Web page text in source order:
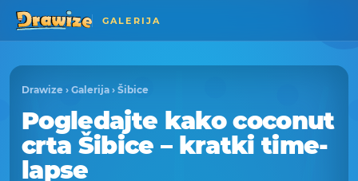
GALERIJA
Drawize › Galerija › Šibice
Pogledajte kako coconut
crta Šibice – kratki time-
lapse